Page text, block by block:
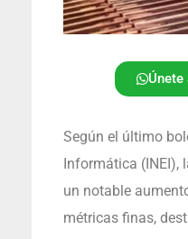
Únete
Según el último
Informática (INEI),
un notable
métricas finas,